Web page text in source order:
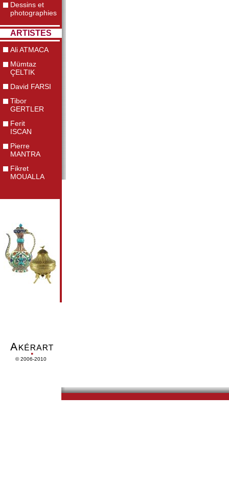
Dessins et
photographies
ARTISTES
Ali ATMACA
Mümtaz
ÇELTIK
David FARSI
Tibor
GERTLER
Ferit
ISCAN
Pierre
MANTRA
Fikret
MOUALLA
© 2006-2010